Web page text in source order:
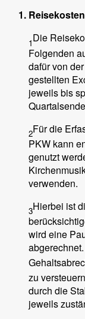
1Die
Folgenden
dafür von
gestellten
jeweils bis
2Für die
PKW kann
genutzt
verwenden.
3Hierbei ist
wird eine
abgerechnet.
zu
durch die
jeweils